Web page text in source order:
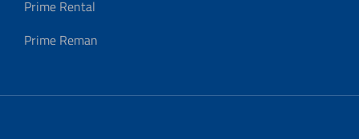
Prime Rental
Prime Reman